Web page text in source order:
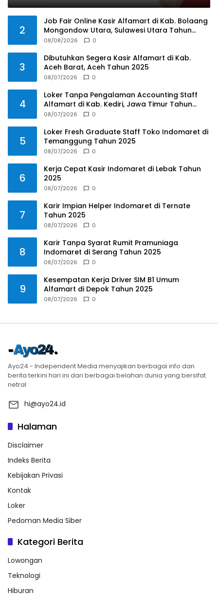
2
Job Fair Online Kasir Alfamart di Kab. Bolaang
Mongondow Utara, Sulawesi Utara Tahun
2025
08/08/2026 0
3
Dibutuhkan Segera Kasir Alfamart di Kab.
Aceh Barat, Aceh Tahun 2025
08/07/2026 0
4
Loker Tanpa Pengalaman Accounting Staff
Alfamart di Kab. Kediri, Jawa Timur Tahun
2025
08/07/2026 0
5
Loker Fresh Graduate Staff Toko Indomaret di
Temanggung Tahun 2025
08/07/2026 0
6
Kerja Cepat Kasir Indomaret di Lebak Tahun
2025
08/07/2026 0
7
Karir Impian Helper Indomaret di Ternate
Tahun 2025
08/07/2026 0
8
Karir Tanpa Syarat Rumit Pramuniaga
Indomaret di Serang Tahun 2025
08/07/2026 0
9
Kesempatan Kerja Driver SIM B1 Umum
Alfamart di Depok Tahun 2025
08/07/2026 0
Ayo24 - Independent Media menyajikan berbagai info dan
berita terkini hari ini dari berbagai belahan dunia yang bersifat
netral
hi@ayo24.id
Halaman
Disclaimer
Indeks Berita
Kebijakan Privasi
Kontak
Loker
Pedoman Media Siber
Kategori Berita
Lowongan
Teknologi
Hiburan